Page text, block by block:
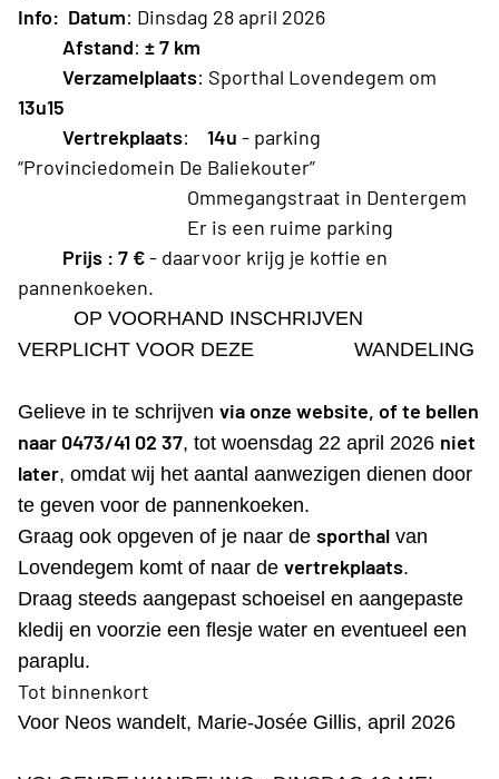
Info: Datum: Dinsdag 28 april 2026
Afstand: ± 7 km
Verzamelplaats: Sporthal Lovendegem om
13u15
Vertrekplaats: 14u - parking
“Provinciedomein De Baliekouter”
Ommegangstraat in Dentergem
Er is een ruime parking
Prijs : 7 €- daarvoor krijg je koffie en
pannenkoeken.
OP VOORHAND INSCHRIJVEN
VERPLICHT VOOR DEZE WANDELING
Gelieve in te schrijven via onze website, of te bellen
naar 0473/41 02 37, tot woensdag 22 april 2026 niet
later, omdat wij het aantal aanwezigen dienen door
te geven voor de pannenkoeken.
Graag ook opgeven of je naar de sporthal van
Lovendegem komt of naar de vertrekplaats.
Draag steeds aangepast schoeisel en aangepaste
kledij en voorzie een flesje water en eventueel een
paraplu.
Tot binnenkort
Voor Neos wandelt, Marie-Josée Gillis, april 2026